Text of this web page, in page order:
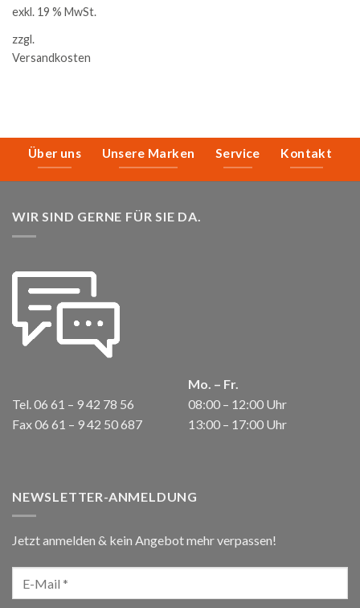
exkl. 19 % MwSt.
zzgl.
Versandkosten
Über uns Unsere Marken Service Kontakt
WIR SIND GERNE FÜR SIE DA.
Tel. 06 61 – 9 42 78 56
Fax 06 61 – 9 42 50 687
Mo. – Fr.
08:00 – 12:00 Uhr
13:00 – 17:00 Uhr
NEWSLETTER-ANMELDUNG
Jetzt anmelden & kein Angebot mehr verpassen!